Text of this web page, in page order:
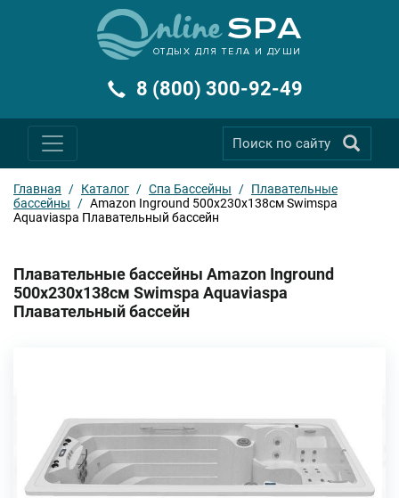
ОТДЫХ ДЛЯ ТЕЛА И ДУШИ
8 (800) 300-92-49
Главная / Каталог / Спа Бассейны / Плавательные
бассейны
/ Amazon Inground 500х230х138см Swimspa
Aquaviaspa Плавательный бассейн
Плавательные бассейны Amazon Inground
500х230х138см Swimspa Aquaviaspa
Плавательный бассейн